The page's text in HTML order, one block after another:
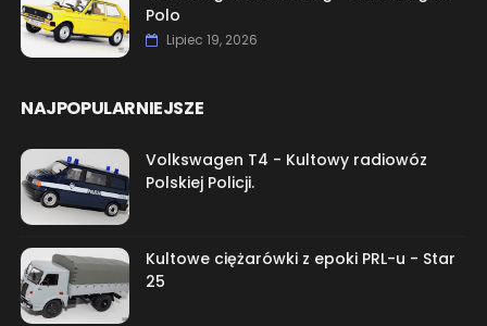
Polo
Lipiec 19, 2026
NAJPOPULARNIEJSZE
Volkswagen T4 - Kultowy radiowóz
Polskiej Policji.
Kultowe ciężarówki z epoki PRL-u - Star
25